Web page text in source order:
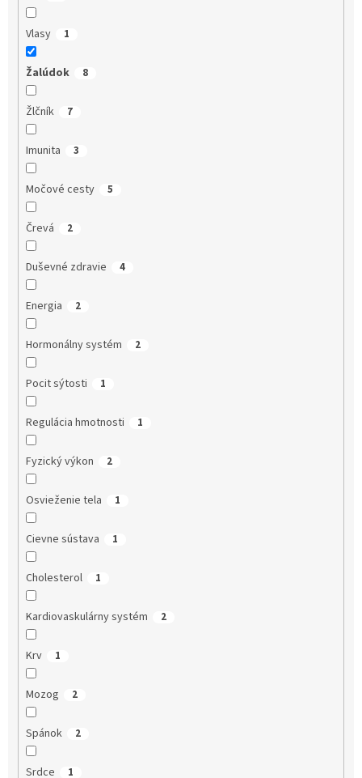
Vlasy 1
Žalúdok 8
Žlčník 7
Imunita 3
Močové cesty 5
Črevá 2
Duševné zdravie 4
Energia 2
Hormonálny systém 2
Pocit sýtosti 1
Regulácia hmotnosti 1
Fyzický výkon 2
Osvieženie tela 1
Cievne sústava 1
Cholesterol 1
Kardiovaskulárny systém 2
Krv 1
Mozog 2
Spánok 2
Srdce 1